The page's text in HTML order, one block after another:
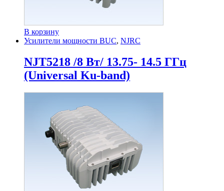
В корзину
Усилители мощности BUC, NJRC
NJT5218 /8 Вт/ 13.75- 14.5 ГГц
(Universal Ku-band)